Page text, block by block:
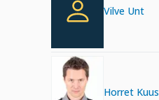
Vilve Unt
Horret Kuus